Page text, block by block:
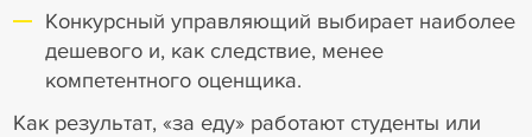
Конкурсный управляющий выбирает наиболее
дешевого и, как следствие, менее
компетентного оценщика.
Как результат, «за еду» работают студенты или